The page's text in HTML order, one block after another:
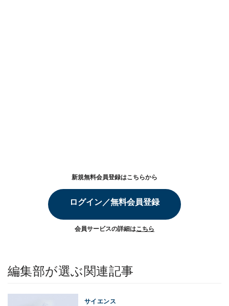
新規無料会員登録はこちらから
ログイン／無料会員登録
会員サービスの詳細はこちら
編集部が選ぶ関連記事
サイエンス